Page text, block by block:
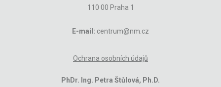
110 00 Praha 1
E-mail: centrum@nm.cz
Ochrana osobních údajů
PhDr. Ing. Petra Štůlová, Ph.D.